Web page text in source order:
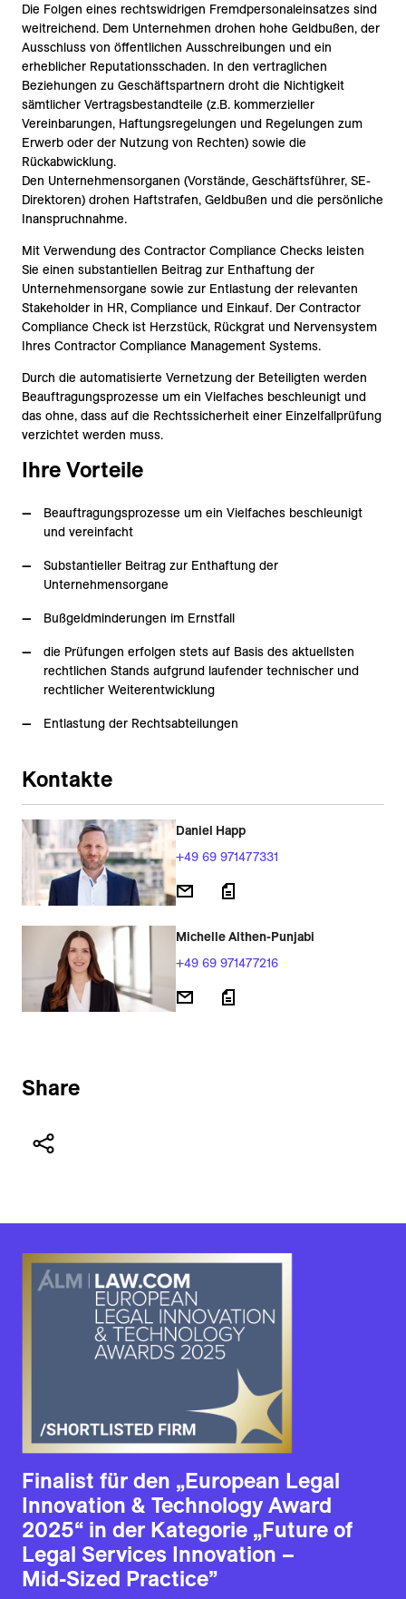
Die Folgen eines rechtswidrigen Fremdpersonaleinsatzes sind
weitreichend. Dem Unternehmen drohen hohe Geldbußen, der
Ausschluss von öffentlichen Ausschreibungen und ein
erheblicher Reputationsschaden. In den vertraglichen
Beziehungen zu Geschäftspartnern droht die Nichtigkeit
sämtlicher Vertragsbestandteile (z.B. kommerzieller
Vereinbarungen, Haftungsregelungen und Regelungen zum
Erwerb oder der Nutzung von Rechten) sowie die
Rückabwicklung.
Den Unternehmensorganen (Vorstände, Geschäftsführer, SE-
Direktoren) drohen Haftstrafen, Geldbußen und die persönliche
Inanspruchnahme.
Mit Verwendung des Contractor Compliance Checks leisten
Sie einen substantiellen Beitrag zur Enthaftung der
Unternehmensorgane sowie zur Entlastung der relevanten
Stakeholder in HR, Compliance und Einkauf. Der Contractor
Compliance Check ist Herzstück, Rückgrat und Nervensystem
Ihres Contractor Compliance Management Systems.
Durch die automatisierte Vernetzung der Beteiligten werden
Beauftragungsprozesse um ein Vielfaches beschleunigt und
das ohne, dass auf die Rechtssicherheit einer Einzelfallprüfung
verzichtet werden muss.
Ihre Vorteile
Beauftragungsprozesse um ein Vielfaches beschleunigt
und vereinfacht
Substantieller Beitrag zur Enthaftung der
Unternehmensorgane
Bußgeldminderungen im Ernstfall
die Prüfungen erfolgen stets auf Basis des aktuellsten
rechtlichen Stands aufgrund laufender technischer und
rechtlicher Weiterentwicklung
Entlastung der Rechtsabteilungen
Kontakte
Daniel Happ
+49 69 971477331
Michelle Althen-Punjabi
+49 69 971477216
Share
Finalist für den „European Legal
Innovation & Technology Award
2025“ in der Kategorie „Future of
Legal Services Innovation –
Mid-Sized Practice”